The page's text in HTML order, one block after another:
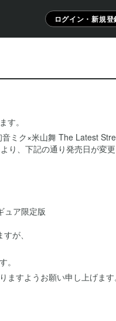
ログイン・新規登
す。
ミク×米山舞 The Latest
り、下記の通り発売日が変
ア限定版
が、
。
すようお願い申し上げます